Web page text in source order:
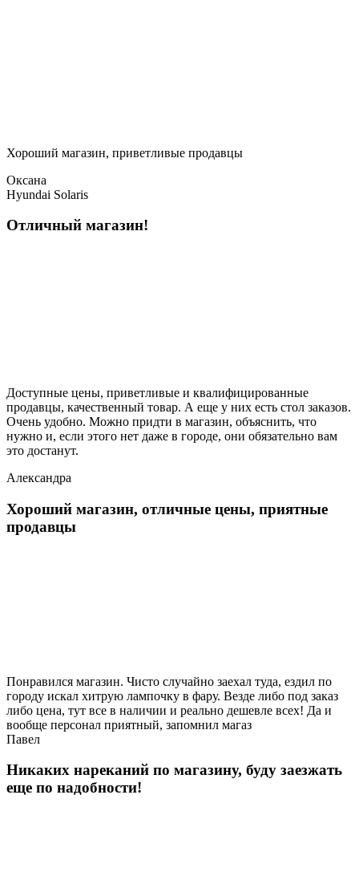
Хороший магазин, приветливые продавцы
Оксана
Hyundai Solaris
Отличный магазин!
Доступные цены, приветливые и квалифицированные
продавцы, качественный товар. А еще у них есть стол заказов.
Очень удобно. Можно придти в магазин, объяснить, что
нужно и, если этого нет даже в городе, они обязательно вам
это достанут.
Александра
Хороший магазин, отличные цены, приятные
продавцы
Понравился магазин. Чисто случайно заехал туда, ездил по
городу искал хитрую лампочку в фару. Везде либо под заказ
либо цена, тут все в наличии и реально дешевле всех! Да и
вообще персонал приятный, запомнил магаз
Павел
Никаких нареканий по магазину, буду заезжать
еще по надобности!